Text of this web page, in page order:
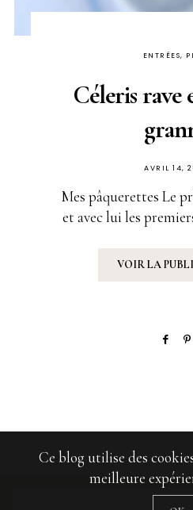
ENTRÉES,
Céleris rave
PUBLIÉ
AVRIL 14,
Mes pâquerettes Le
et avec lui les
VOIR LA
Ce blog utilise des
meilleure